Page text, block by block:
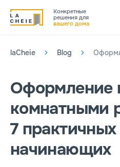
Конкретные
решения для
вашего дома
laCheie Blog Оформление
Оформление
комнатными
7
начинающих